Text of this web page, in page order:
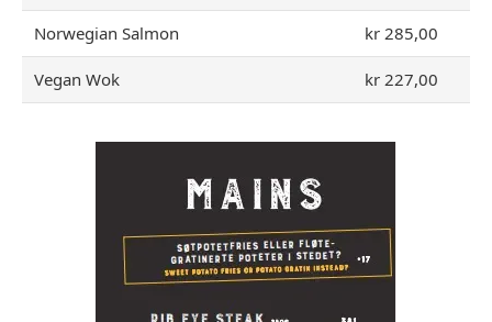
Norwegian Salmon kr 285,00
Vegan Wok kr 227,00